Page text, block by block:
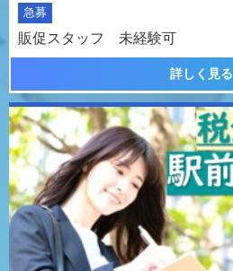
急募
販促スタッフ 未経験可
詳しく見る